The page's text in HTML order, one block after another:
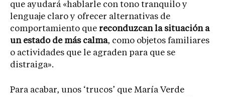
que ayudará «hablarle con tono tranquilo y
lenguaje claro y ofrecer alternativas de
comportamiento que reconduzcan la situación a
un estado de más calma, como objetos familiares
o actividades que le agraden para que se
distraiga».
Para acabar, unos ‘trucos’ que María Verde